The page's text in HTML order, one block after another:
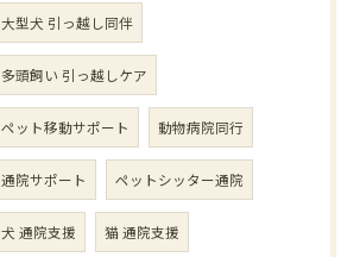
大型犬 引っ越し同伴
多頭飼い 引っ越しケア
ペット移動サポート 動物病院同行
通院サポート ペットシッター通院
犬 通院支援 猫 通院支援